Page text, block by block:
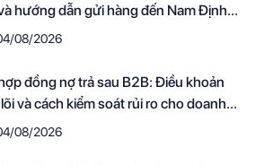
hướng dẫn gửi hàng đến Nam Định
nhất
08/2026
đồng nợ trả sau B2B: Điều khoản
và cách kiểm soát rủi ro cho doanh
08/2026